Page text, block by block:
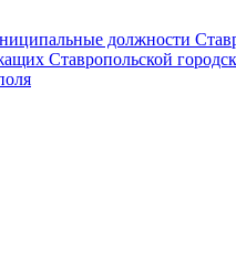
должности
Ставропольской